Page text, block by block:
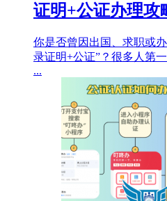
证明+公证办理攻
你是否曾因出国、求职或
录证明+公证”？很多人第
...